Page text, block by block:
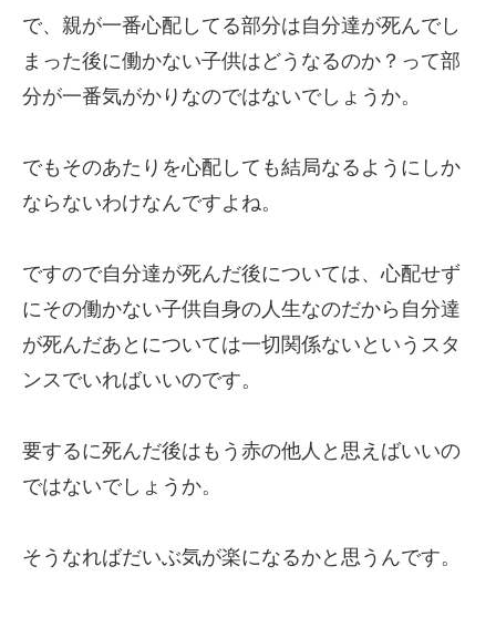
で、親が一番心配してる部分は自分達が死んでし
まった後に働かない子供はどうなるのか？って部
分が一番気がかりなのではないでしょうか。
でもそのあたりを心配しても結局なるようにしか
ならないわけなんですよね。
ですので自分達が死んだ後については、心配せず
にその働かない子供自身の人生なのだから自分達
が死んだあとについては一切関係ないというスタ
ンスでいればいいのです。
要するに死んだ後はもう赤の他人と思えばいいの
ではないでしょうか。
そうなればだいぶ気が楽になるかと思うんです。